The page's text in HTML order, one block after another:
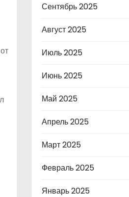
Сентябрь 2025
Август 2025
Июль 2025
Июнь 2025
Май 2025
Апрель 2025
Март 2025
Февраль 2025
Январь 2025